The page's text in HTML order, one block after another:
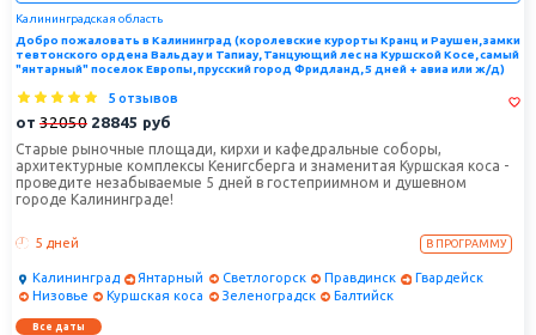
Калининградская область
Добро пожаловать в Калининград (королевские курорты Кранц и Раушен, замки
тевтонского ордена Вальдау и Тапиау, Танцующий лес на Куршской Косе, самый
"янтарный" поселок Европы, прусский город Фридланд, 5 дней + авиа или ж/д)
5 отзывов
от 32050 28845 руб
Старые рыночные площади, кирхи и кафедральные соборы,
архитектурные комплексы Кенигсберга и знаменитая Куршская коса -
проведите незабываемые 5 дней в гостеприимном и душевном
городе Калининграде!
5 дней В ПРОГРАММУ
Калининград Янтарный Светлогорск Правдинск
Гвардейск
Низовье
Куршская коса Зеленоградск Балтийск
Все даты